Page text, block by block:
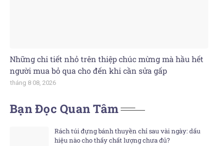
Những chi tiết nhỏ trên thiệp chúc mừng mà hầu hết
người mua bỏ qua cho đến khi cần sửa gấp
tháng 8 08, 2026
Bạn Đọc Quan Tâm
Rách túi đựng bánh thuyền chỉ sau vài ngày: dấu
hiệu nào cho thấy chất lượng chưa đủ?